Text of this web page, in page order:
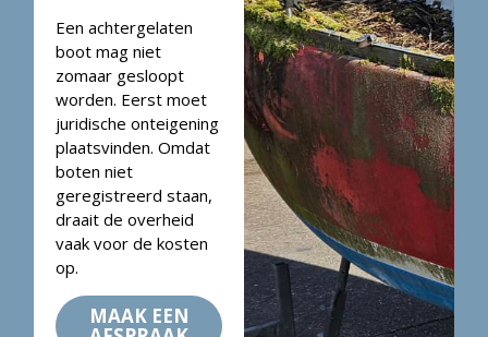
Een achtergelaten
boot mag niet
zomaar gesloopt
worden. Eerst moet
juridische onteigening
plaatsvinden. Omdat
boten niet
geregistreerd staan,
draait de overheid
vaak voor de kosten
op.
MAAK EEN